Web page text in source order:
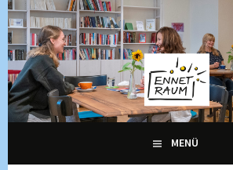
Springe
zum
Inhalt
KULTUR, KURSE UND
GENERATIONEN
MENÜ